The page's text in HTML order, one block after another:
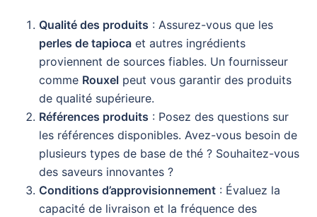
Qualité des produits : Assurez-vous que les
perles de tapioca et autres ingrédients
proviennent de sources fiables. Un fournisseur
comme Rouxel peut vous garantir des produits
de qualité supérieure.
Références produits : Posez des questions sur
les références disponibles. Avez-vous besoin de
plusieurs types de base de thé ? Souhaitez-vous
des saveurs innovantes ?
Conditions d’approvisionnement : Évaluez la
capacité de livraison et la fréquence des